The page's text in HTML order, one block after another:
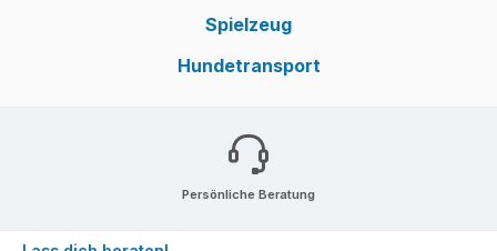
Spielzeug
Hundetransport
Persönliche Beratung